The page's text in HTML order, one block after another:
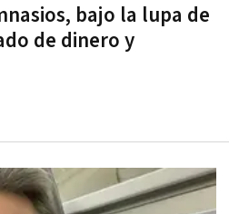
bajo la lupa de
de dinero y